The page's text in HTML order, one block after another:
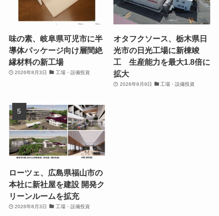
味の素、岐阜県可児市に半
導体パッケージ向け層間絶
縁材料の新工場
2026年8月3日 工場・設備投資
オタフクソース、栃木県日
光市の日光工場に新棟竣
工 生産能力を最大1.8倍に
拡大
2026年8月9日 工場・設備投資
ローツェ、広島県福山市の
本社に新社屋を建設 開発ク
リーンルームを拡充
2026年8月3日 工場・設備投資